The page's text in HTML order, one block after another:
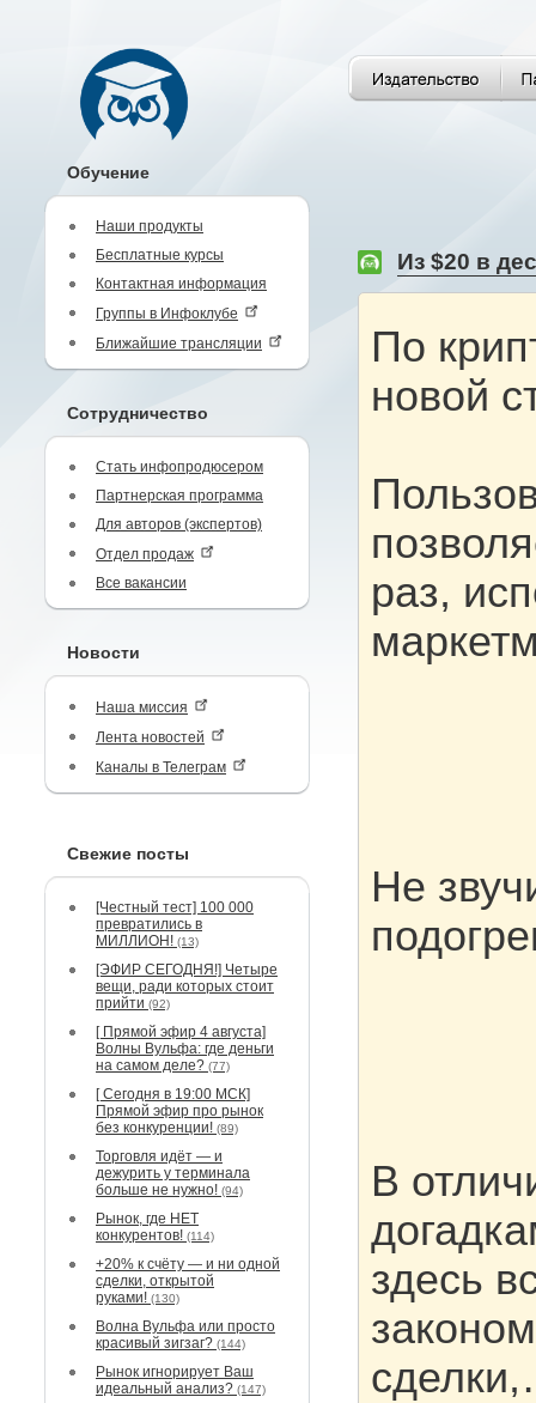
Обучение
Наши продукты
Бесплатные курсы
Контактная информация
Группы в Инфоклубе
Ближайшие трансляции
Сотрудничество
Стать инфопродюсером
Партнерская программа
Для авторов (экспертов)
Отдел продаж
Все вакансии
Новости
Наша миссия
Лента новостей
Каналы в Телеграм
Свежие посты
[Честный тест] 100 000
превратились в
МИЛЛИОН! (13)
[ЭФИР СЕГОДНЯ!] Четыре
вещи, ради которых стоит
прийти (92)
[ Прямой эфир 4 августа]
Волны Вульфа: где деньги
на самом деле? (77)
[ Сегодня в 19:00 МСК]
Прямой эфир про рынок
без конкуренции! (89)
Торговля идёт — и
дежурить у терминала
больше не нужно! (94)
Рынок, где НЕТ
конкурентов! (114)
+20% к счёту — и ни одной
сделки, открытой
руками! (130)
Волна Вульфа или просто
красивый зигзаг? (144)
Рынок игнорирует Ваш
идеальный анализ? (147)
Из $20 в
По
новой
раз,
Не
В
здесь